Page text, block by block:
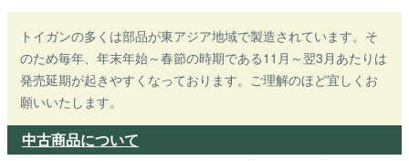
トイガンの多くは部品が東アジア地域で製造されています。そ
のため毎年、年末年始～春節の時期である11月～翌3月あたりは
発売延期が起きやすくなっております。ご理解のほど宜しくお
願いいたします。
中古商品について